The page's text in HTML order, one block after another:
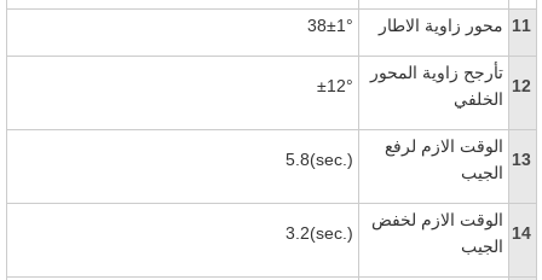
11 محور زاوية الاطار 38±1°
12
تأرجح زاوية المحور
الخلفي
±12°
13
الوقت الازم لرفع
الجيب
5.8(sec.)
14
الوقت الازم لخفض
الجيب
3.2(sec.)